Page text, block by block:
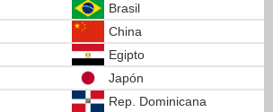
Brasil
China
Egipto
Japón
Rep. Dominicana